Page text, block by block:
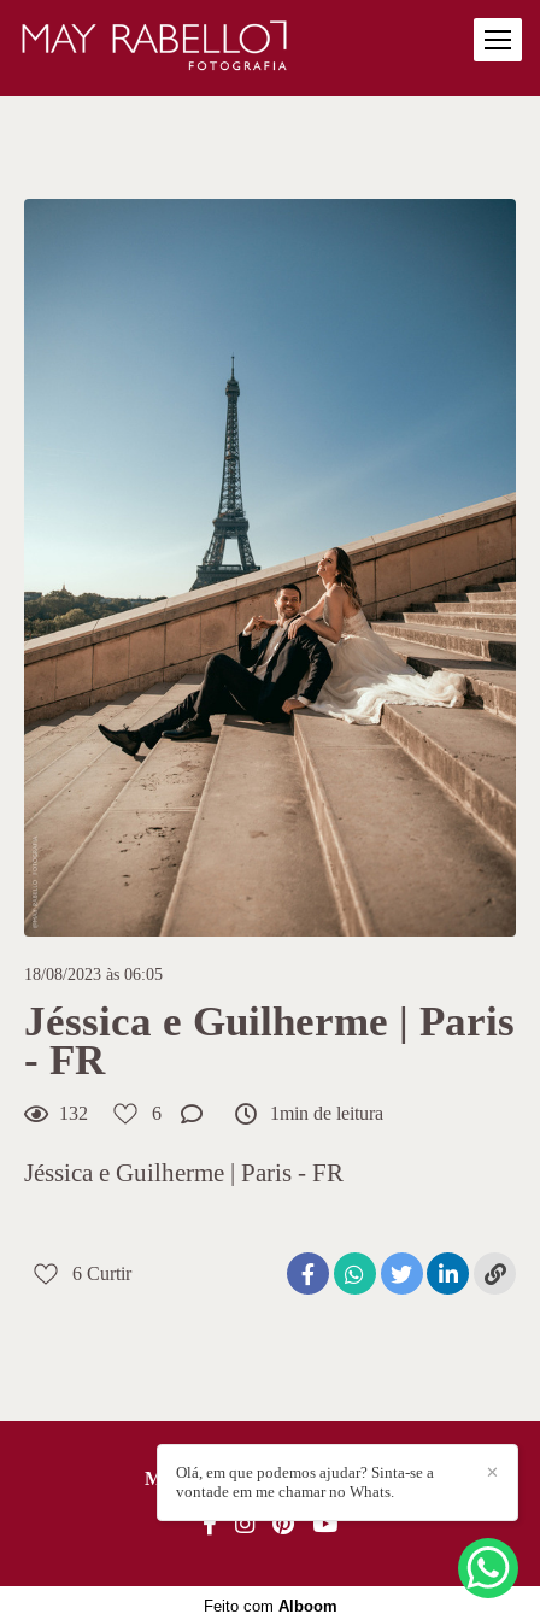
18/08/2023 às 06:05
Jéssica e Guilherme | Paris
- FR
132 6 1min de leitura
Jéssica e Guilherme | Paris - FR
6 Curtir
MAY RABELLO/CONTATO ✕
Olá, em que podemos ajudar? Sinta-se a
vontade em me chamar no Whats.
Feito com Alboom